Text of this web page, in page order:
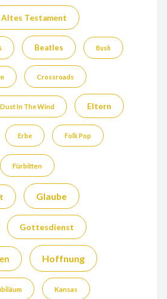
Altes Testament
Beatles Bush
Crossroads
Dust In The Wind Eltern
Erbe Folk Pop
Fürbitten
Glaube
Gottesdienst
Hoffnung
Kansas